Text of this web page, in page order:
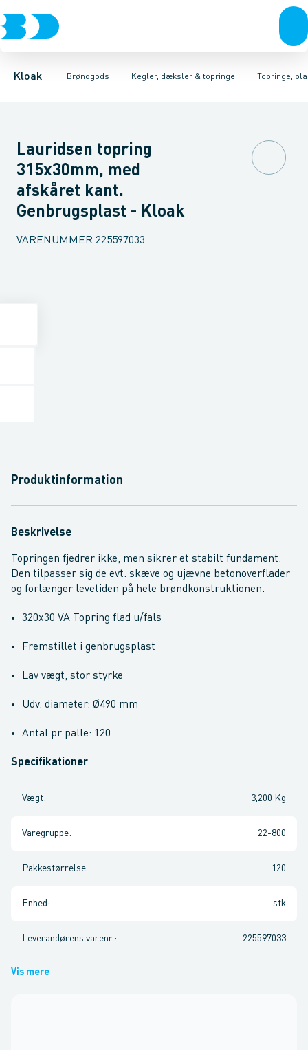
Kloak Brøndgods
Rør & fittingsBrønde BrøndgodsLinjeafvandingTanke,
Kegler, dæksler & topringe
Kegler, dæksler & topringeKarme & dæksler Topringe,
Kegler & dæksler, beton Topringe, betonKegler & dæksler,
Lauridsen topring
315x30mm, med
afskåret kant.
Genbrugsplast - Kloak
VARENUMMER 225597033
Produktinformation
Beskrivelse
Topringen fjedrer ikke, men sikrer et stabilt fundament.
Den tilpasser sig de evt. skæve og ujævne betonoverflader
og forlænger levetiden på hele brøndkonstruktionen.
320x30 VA Topring flad u/fals
Fremstillet i genbrugsplast
Lav vægt, stor styrke
Udv. diameter: Ø490 mm
Antal pr palle: 120
Specifikationer
Vægt: 3,200 Kg
Varegruppe: 22-800
Pakkestørrelse: 120
Enhed : stk
Leverandørens varenr. : 225597033
Vis mere